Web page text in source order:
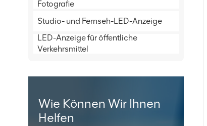
Fotografie
Studio- und Fernseh-LED-Anzeige
LED-Anzeige für öffentliche
Verkehrsmittel
Wie Können Wir Ihnen
Helfen